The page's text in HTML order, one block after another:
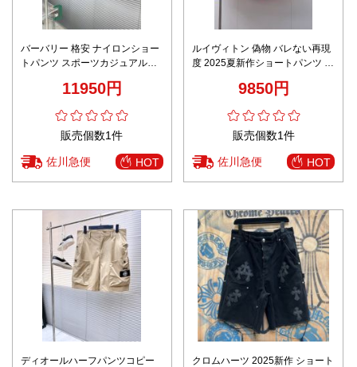
バーバリー 格安 ナイロンショー
トパンツ スポーツカジュアルデ
11950円
販売個数1件
佐川急便 HOT
ルイヴィトン 偽物 バレない再現
度 2025夏新作ショートパンツ 上
9850円
販売個数1件
佐川急便 HOT
ディオールハーフパンツコピー
クロムハーツ 2025新作 ショート